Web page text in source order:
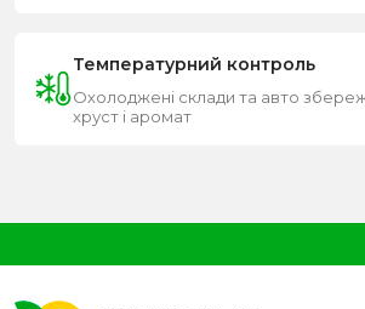
Температурний контроль
Охолоджені склади та авто
хруст і аромат